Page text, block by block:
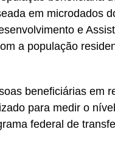
em microdados
e
a população
beneficiárias em
para medir o
federal de